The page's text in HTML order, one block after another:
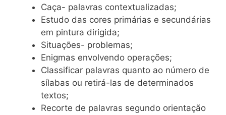
Caça- palavras contextualizadas;
Estudo das cores primárias e secundárias
em pintura dirigida;
Situações- problemas;
Enigmas envolvendo operações;
Classificar palavras quanto ao número de
sílabas ou retirá-las de determinados
textos;
Recorte de palavras segundo orientação